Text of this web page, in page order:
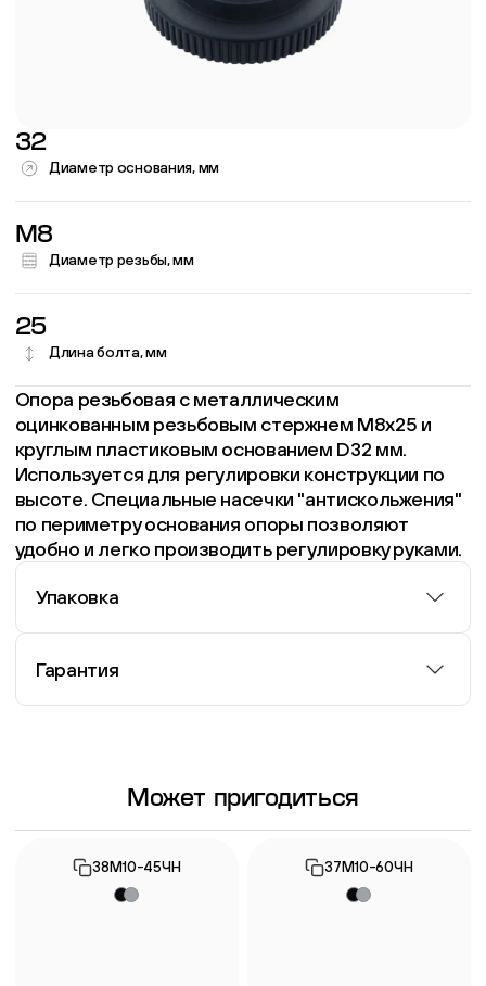
32
Диаметр основания, мм
M8
Диаметр резьбы, мм
25
Длина болта, мм
Опора резьбовая с металлическим
оцинкованным резьбовым стержнем М8х25 и
круглым пластиковым основанием D32 мм.
Используется для регулировки конструкции по
высоте. Специальные насечки "антискольжения"
по периметру основания опоры позволяют
удобно и легко производить регулировку руками.
Упаковка
1 200 штук в одной упаковке
Гарантия
Информация о гарантии
Может пригодиться
38М10-45ЧН 37М10-60ЧН